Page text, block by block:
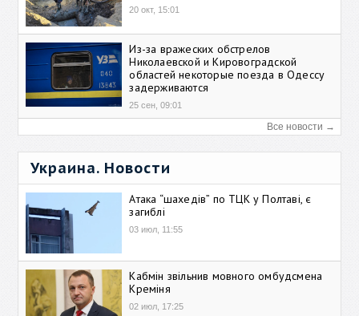
20 окт, 15:01
Из-за вражеских обстрелов
Николаевской и Кировоградской
областей некоторые поезда в Одессу
задерживаются
25 сен, 09:01
Все новости →
Украина. Новости
Атака “шахедів” по ТЦК у Полтаві, є
загиблі
03 июл, 11:55
Кабмін звільнив мовного омбудсмена
Креміня
02 июл, 17:25